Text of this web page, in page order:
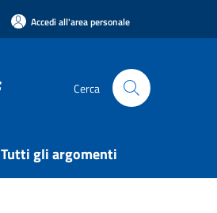
Accedi all'area personale
Cerca
Tutti gli argomenti